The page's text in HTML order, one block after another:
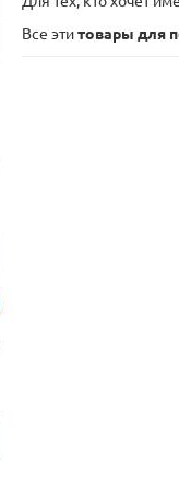
Все этитовары для